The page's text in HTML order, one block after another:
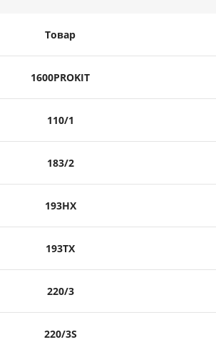
Товар
1600PROKIT
110/1
183/2
193HX
193TX
220/3
220/3S